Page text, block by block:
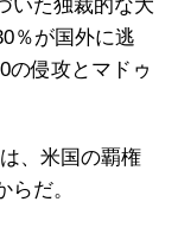
いた独裁的な大
％が国外に逃
の侵攻とマドゥ
、米国の覇権
だ。